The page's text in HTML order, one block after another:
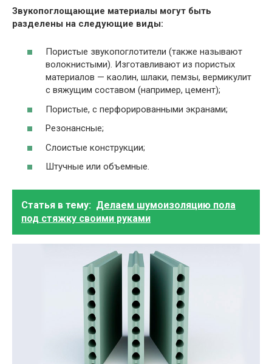
Звукопоглощающие материалы могут быть
разделены на следующие виды:
Пористые звукопоглотители (также называют
волокнистыми). Изготавливают из пористых
материалов — каолин, шлаки, пемзы, вермикулит
с вяжущим составом (например, цемент);
Пористые, с перфорированными экранами;
Резонансные;
Слоистые конструкции;
Штучные или объемные.
Статья в тему: Делаем шумоизоляцию пола
под стяжку своими руками